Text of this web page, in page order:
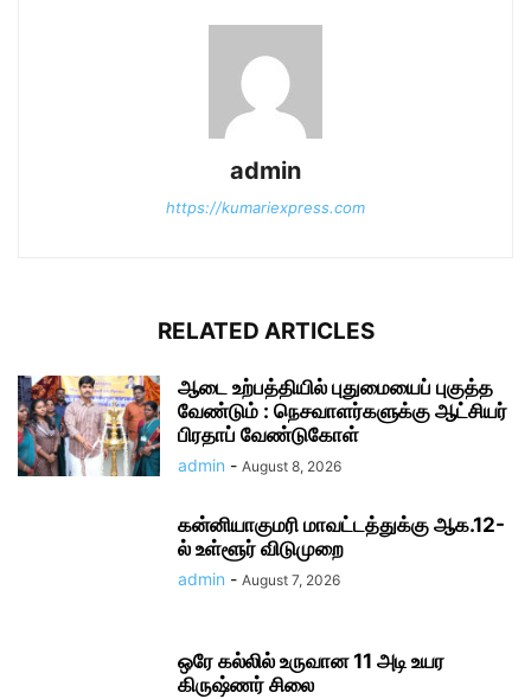
admin
https://kumariexpress.com
RELATED ARTICLES
ஆடை உற்பத்தியில் புதுமையைப் புகுத்த
வேண்டும் : நெசவாளர்களுக்கு ஆட்சியர்
பிரதாப் வேண்டுகோள்
admin - August 8, 2026
கன்னியாகுமரி மாவட்டத்துக்கு ஆக.12-
ல் உள்ளூர் விடுமுறை
admin - August 7, 2026
ஒரே கல்லில் உருவான 11 அடி உயர
கிருஷ்ணர் சிலை